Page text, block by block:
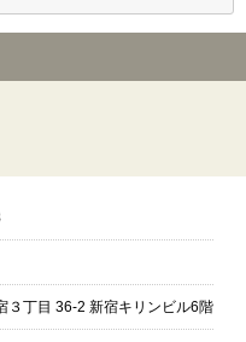
３丁目 36-2 新宿キリンビル6階